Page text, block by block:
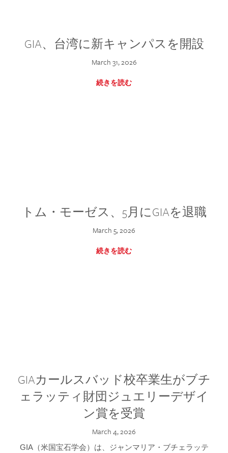
GIA、台湾に新キャンパスを開設
March 31, 2026
続きを読む
トム・モーゼス、5月にGIAを退職
March 5, 2026
続きを読む
GIAカールスバッド校卒業生がブチ
ェラッティ財団ジュエリーデザイ
ン賞を受賞
March 4, 2026
GIA（米国宝石学会）は、ジャンマリア・ブチェラッテ